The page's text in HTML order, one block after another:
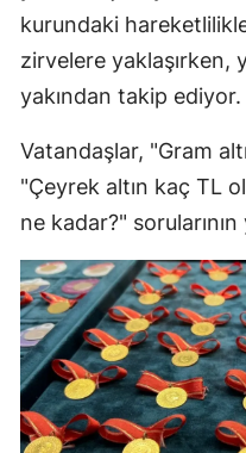
kurundaki
zirvelere yaklaşırken,
yakından takip ediyor.
Vatandaşlar, "Gram
"Çeyrek altın kaç TL
ne kadar?" sorularının